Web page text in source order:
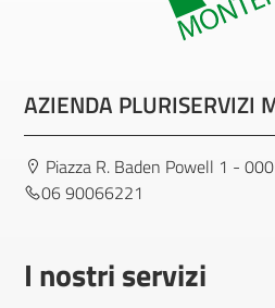
AZIENDA PLURISERVIZI
Piazza R. Baden Powell 1 -
06 90066221
I nostri servizi